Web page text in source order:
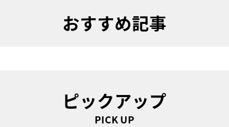
おすすめ記事
ピックアップ
PICK UP